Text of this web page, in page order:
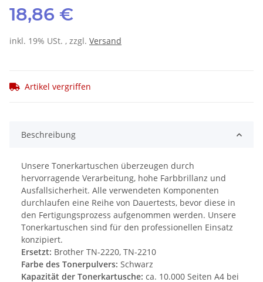
18,86 €
inkl. 19% USt. , zzgl. Versand
Artikel vergriffen
Beschreibung
Unsere Tonerkartuschen überzeugen durch
hervorragende Verarbeitung, hohe Farbbrillanz und
Ausfallsicherheit. Alle verwendeten Komponenten
durchlaufen eine Reihe von Dauertests, bevor diese in
den Fertigungsprozess aufgenommen werden. Unsere
Tonerkartuschen sind für den professionellen Einsatz
konzipiert.
Ersetzt: Brother TN-2220, TN-2210
Farbe des Tonerpulvers: Schwarz
Kapazität der Tonerkartusche: ca. 10.000 Seiten A4 bei